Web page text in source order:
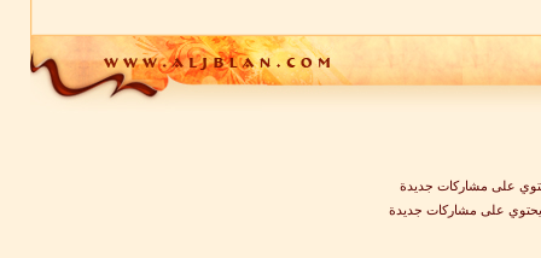
على مشاركات جديدة
على مشاركات جديدة